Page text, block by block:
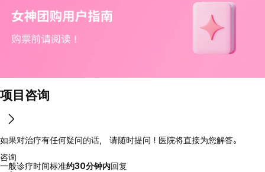
项目咨询
如果对治疗有任何疑问的话， 请随时提问！医院将直接为您解答。
咨询
一般诊疗时间标准约30分钟内回复